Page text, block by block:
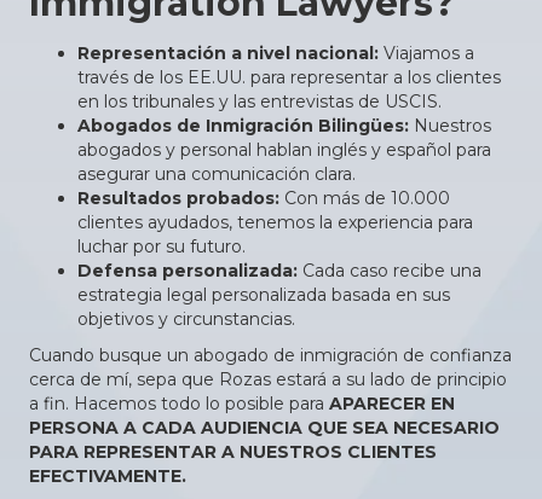
Representación a nivel nacional: Viajamos a
través de los EE.UU. para representar a los clientes
en los tribunales y las entrevistas de USCIS.
Abogados de Inmigración Bilingües: Nuestros
abogados y personal hablan inglés y español para
asegurar una comunicación clara.
Resultados probados: Con más de 10.000
clientes ayudados, tenemos la experiencia para
luchar por su futuro.
Defensa personalizada: Cada caso recibe una
estrategia legal personalizada basada en sus
objetivos y circunstancias.
Cuando busque un abogado de inmigración de confianza
cerca de mí, sepa que Rozas estará a su lado de principio
a fin. Hacemos todo lo posible para APARECER EN
PERSONA A CADA AUDIENCIA QUE SEA NECESARIO
PARA REPRESENTAR A NUESTROS CLIENTES
EFECTIVAMENTE.